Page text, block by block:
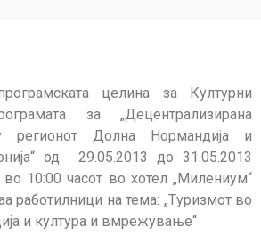
целина за Културни
за „Децентрализирана
регионот Долна Нормандија и
од 29.05.2013 до 31.05.2013
во 10:00 часот во хотел „Милениум“
работилници на тема: „Tуризмот во
и култура и вмрежување“